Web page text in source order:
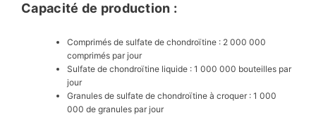
Capacité de production :
Comprimés de sulfate de chondroïtine : 2 000 000
comprimés par jour
Sulfate de chondroïtine liquide : 1 000 000 bouteilles par
jour
Granules de sulfate de chondroïtine à croquer : 1 000
000 de granules par jour